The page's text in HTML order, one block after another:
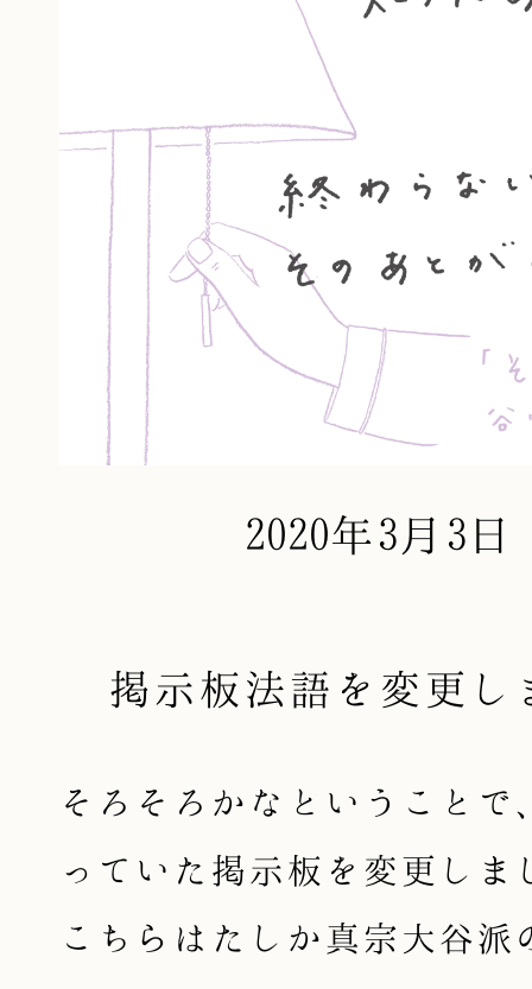
2020年3月3日
掲示板法語を変更し
そろそろかなということで
っていた掲示板を変更しま
こちらはたしか真宗大谷派